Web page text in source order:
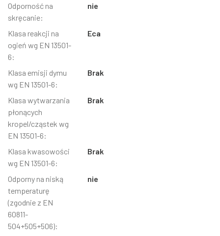
Odporność na
skręcanie:
nie
Klasa reakcji na
ogień wg EN 13501-
6:
Eca
Klasa emisji dymu
wg EN 13501-6:
Brak
Klasa wytwarzania
płonących
kropel/cząstek wg
EN 13501-6:
Brak
Klasa kwasowości
wg EN 13501-6:
Brak
Odporny na niską
temperaturę
(zgodnie z EN
60811-
504+505+506):
nie